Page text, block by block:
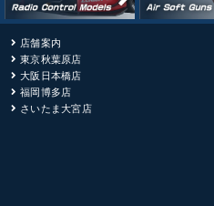
店舗案内
東京秋葉原店
大阪日本橋店
福岡博多店
さいたま大宮店